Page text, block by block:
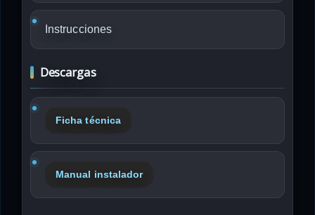
Instrucciones
Descargas
Ficha técnica
Manual instalador